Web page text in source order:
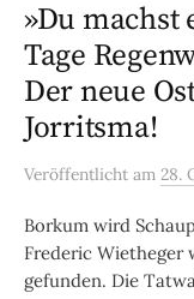
»Du machst
Tage
Der neue
Jorritsma!
Veröffentlicht am 28.
Borkum wird
Frederic Wietheger
gefunden. Die